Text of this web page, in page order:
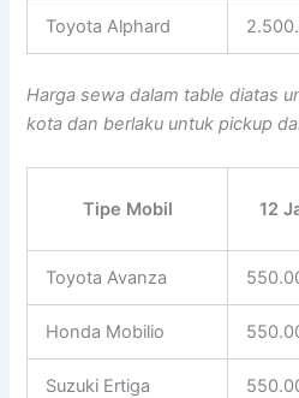
Toyota Alphard
Harga sewa dalam table diatas
kota dan berlaku untuk pickup
Tipe Mobil 12
Toyota Avanza
Honda Mobilio
Suzuki Ertiga